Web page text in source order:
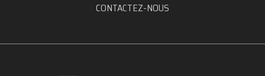
CONTACTEZ-NOUS